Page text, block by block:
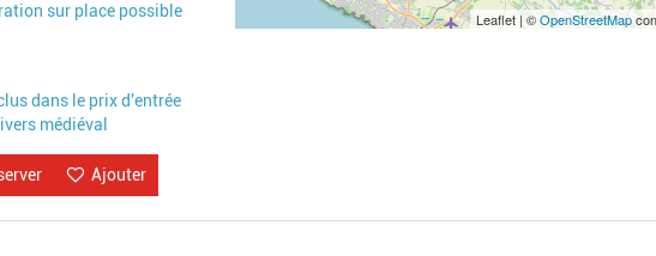
sur place possible
dans le prix d'entrée
médiéval
Leaflet | ©OpenStreetMap
Ajouter